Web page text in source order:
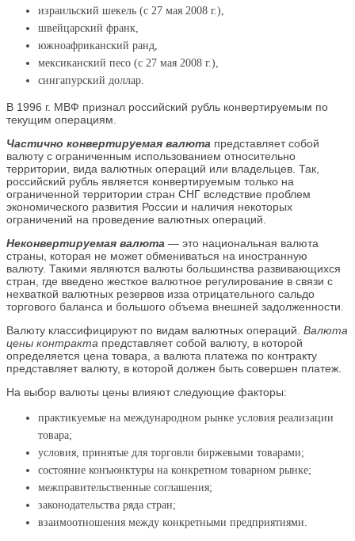
израильский шекель (с 27 мая 2008 г.),
швейцарский франк,
южноафриканский ранд,
мексиканский песо (с 27 мая 2008 г.),
сингапурский доллар.
В 1996 г. МВФ признал российский рубль конвертируемым по
текущим операциям.
Частично конвертируемая валюта представляет собой
валюту с ограниченным использованием относительно
территории, вида валютных операций или владельцев. Так,
российский рубль является конвертируемым только на
ограниченной территории стран СНГ вследствие проблем
экономического развития России и наличия некоторых
ограничений на проведение валютных операций.
Неконвертируемая валюта — это национальная валюта
страны, которая не может обмениваться на иностранную
валюту. Такими являются валюты большинства развивающихся
стран, где введено жесткое валютное регулирование в связи с
нехваткой валютных резервов изза отрицательного сальдо
торгового баланса и большого объема внешней задолженности.
Валюту классифицируют по видам валютных операций. Валюта
цены контракта представляет собой валюту, в которой
определяется цена товара, а валюта платежа по контракту
представляет валюту, в которой должен быть совершен платеж.
На выбор валюты цены влияют следующие факторы:
практикуемые на международном рынке условия реализации
товара;
условия, принятые для торговли биржевыми товарами;
состояние конъюнктуры на конкретном товарном рынке;
межправительственные соглашения;
законодательства ряда стран;
взаимоотношения между конкретными предприятиями.